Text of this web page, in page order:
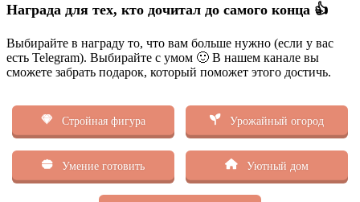
Награда для тех, кто дочитал до самого конца 👍
Выбирайте в награду то, что вам больше нужно (если у вас
есть Telegram). Выбирайте с умом 🙂 В нашем канале вы
сможете забрать подарок, который поможет этого достичь.
Стройная фигура Урожайный огород
Умение готовить Уютный дом